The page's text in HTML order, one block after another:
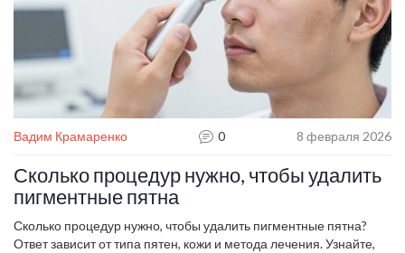
Вадим Крамаренко 0 8 февраля 2026
Сколько процедур нужно, чтобы удалить
пигментные пятна
Сколько процедур нужно, чтобы удалить пигментные пятна?
Ответ зависит от типа пятен, кожи и метода лечения. Узнайте,